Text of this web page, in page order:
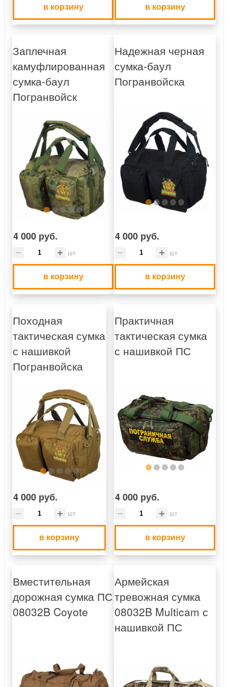
в корзину в корзину
Заплечная
камуфлированная
сумка-баул
Погранвойск
4 000 руб.
шт
в корзину
Надежная черная
сумка-баул
Погранвойска
4 000 руб.
шт
в корзину
Походная
тактическая сумка
с нашивкой
Погранвойска
4 000 руб.
шт
в корзину
Практичная
тактическая сумка
с нашивкой ПС
4 000 руб.
шт
в корзину
Вместительная
дорожная сумка ПС
08032B Coyote
Армейская
тревожная сумка
08032B Multicam с
нашивкой ПС